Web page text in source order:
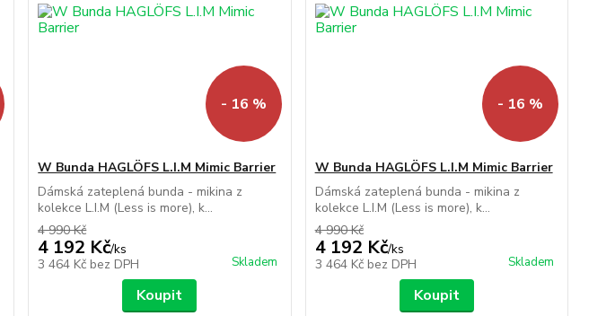
- 16 %
W Bunda HAGLÖFS L.I.M Mimic Barrier
Dámská zateplená bunda - mikina z
kolekce L.I.M (Less is more), k...
4 990 Kč
4 192 Kč/ks
3 464 Kč bez DPH Skladem
Koupit
- 16 %
W Bunda HAGLÖFS L.I.M Mimic Barrier
Dámská zateplená bunda - mikina z
kolekce L.I.M (Less is more), k...
4 990 Kč
4 192 Kč/ks
3 464 Kč bez DPH Skladem
Koupit